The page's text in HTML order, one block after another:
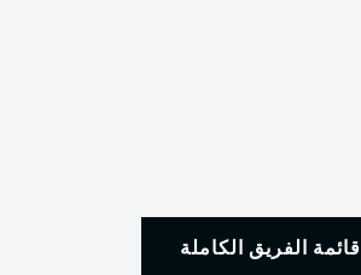
قائمة الفريق الكاملة